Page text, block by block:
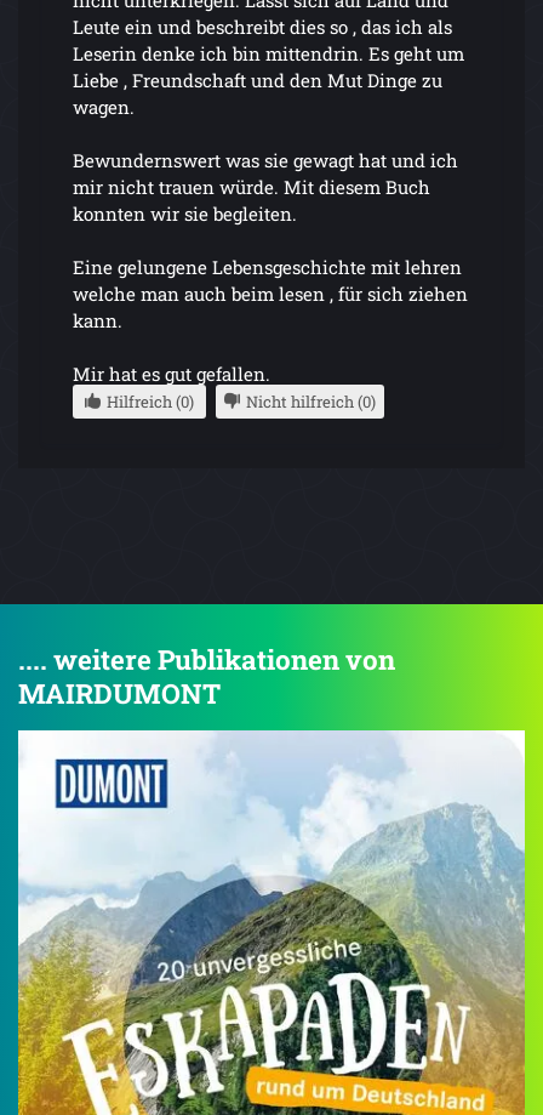
Leute ein und beschreibt dies so , das ich als
Leserin denke ich bin mittendrin. Es geht um
Liebe , Freundschaft und den Mut Dinge zu
wagen.
Bewundernswert was sie gewagt hat und ich
mir nicht trauen würde. Mit diesem Buch
konnten wir sie begleiten.
Eine gelungene Lebensgeschichte mit lehren
welche man auch beim lesen , für sich ziehen
kann.
Mir hat es gut gefallen.
Hilfreich (0) Nicht hilfreich (0)
.... weitere Publikationen von
MAIRDUMONT